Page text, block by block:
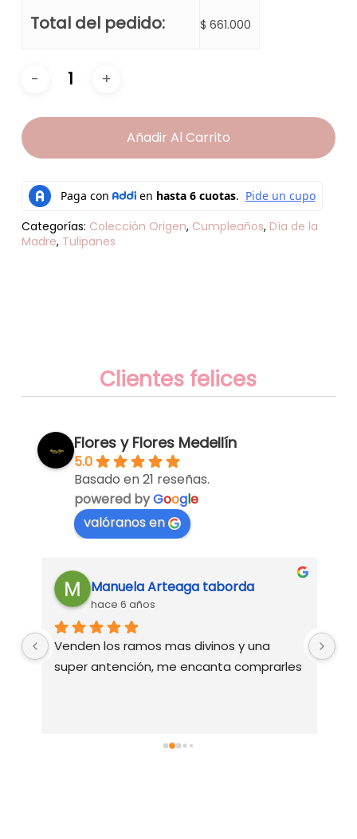
Total del pedido: $ 661.000
Añadir Al Carrito
Categorías: Colección Origen, Cumpleaños, Día de la
Madre, Tulipanes
Clientes felices
Flores y Flores Medellín
5.0
Basado en 21 reseñas.
powered byGoogle
valóranos en
Manuela Arteaga taborda
hace 6 años
Venden los ramos mas divinos y una
super antención, me encanta comprarles